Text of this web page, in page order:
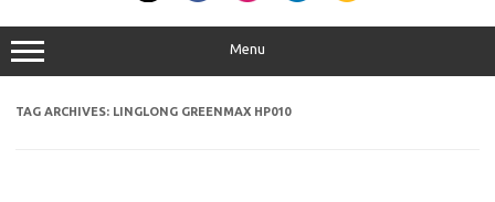
Menu
TAG ARCHIVES: LINGLONG GREENMAX HP010